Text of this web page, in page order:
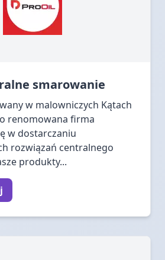
smarowanie
w malowniczych Kątach
renomowana firma
w dostarczaniu
rozwiązań centralnego
produkty...